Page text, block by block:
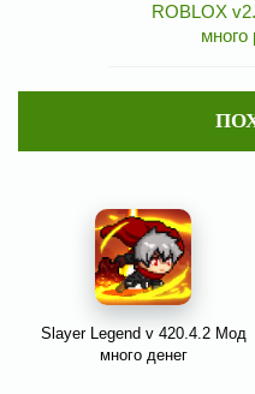
ROBLOX
много
Slayer Legend v 420.4.2 Мод
много денег